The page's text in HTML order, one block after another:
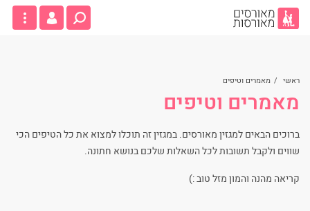
ראשי / מאמרים וטיפים
מאמרים וטיפים
ברוכים הבאים למגזין מאורסים. במגזין זה תוכלו למצוא את כל הטיפים הכי
שווים ולקבל תשובות לכל השאלות שלכם בנושא חתונה.
קריאה מהנה והמון מזל טוב :)